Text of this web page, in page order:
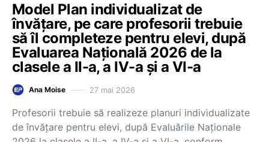
Model Plan individualizat de
învățare, pe care profesorii trebuie
să îl completeze pentru elevi, după
Evaluarea Națională 2026 de la
clasele a II-a, a IV-a și a VI-a
Ana Moise 27 mai 2026
Profesorii trebuie să realizeze planuri individualizate
de învățare pentru elevi, după Evaluările Naționale